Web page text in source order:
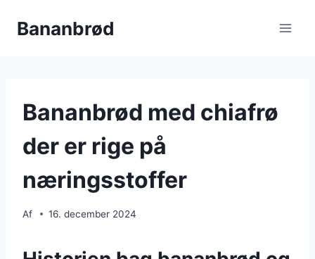
Bananbrød
Bananbrød med chiafrø
der er rige på
næringsstoffer
Af 16. december 2024